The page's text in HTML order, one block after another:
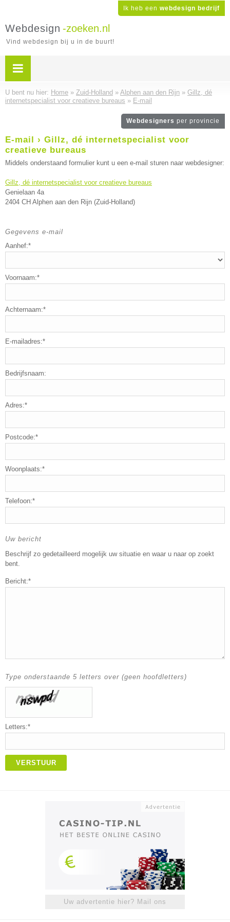
Ik heb een webdesign bedrijf
Webdesign -zoeken.nl
Vind webdesign bij u in de buurt!
U bent nu hier: Home » Zuid-Holland » Alphen aan den Rijn » Gillz, dé
internetspecialist voor creatieve bureaus » E-mail
Webdesigners per provincie
E-mail › Gillz, dé internetspecialist voor
creatieve bureaus
Middels onderstaand formulier kunt u een e-mail sturen naar webdesigner:
Gillz, dé internetspecialist voor creatieve bureaus
Genielaan 4a
2404 CH Alphen aan den Rijn (Zuid-Holland)
Gegevens e-mail
Aanhef:*
Voornaam:*
Achternaam:*
E-mailadres:*
Bedrijfsnaam:
Adres:*
Postcode:*
Woonplaats:*
Telefoon:*
Uw bericht
Beschrijf zo gedetailleerd mogelijk uw situatie en waar u naar op zoekt
bent.
Bericht:*
Type onderstaande 5 letters over (geen hoofdletters)
Letters:*
VERSTUUR
Uw advertentie hier? Mail ons